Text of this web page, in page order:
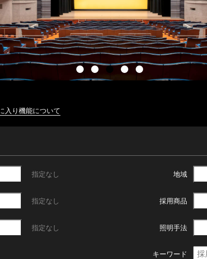
入り機能について
指定なし 地域
指定なし 採用商品
指定なし 照明手法
キーワード